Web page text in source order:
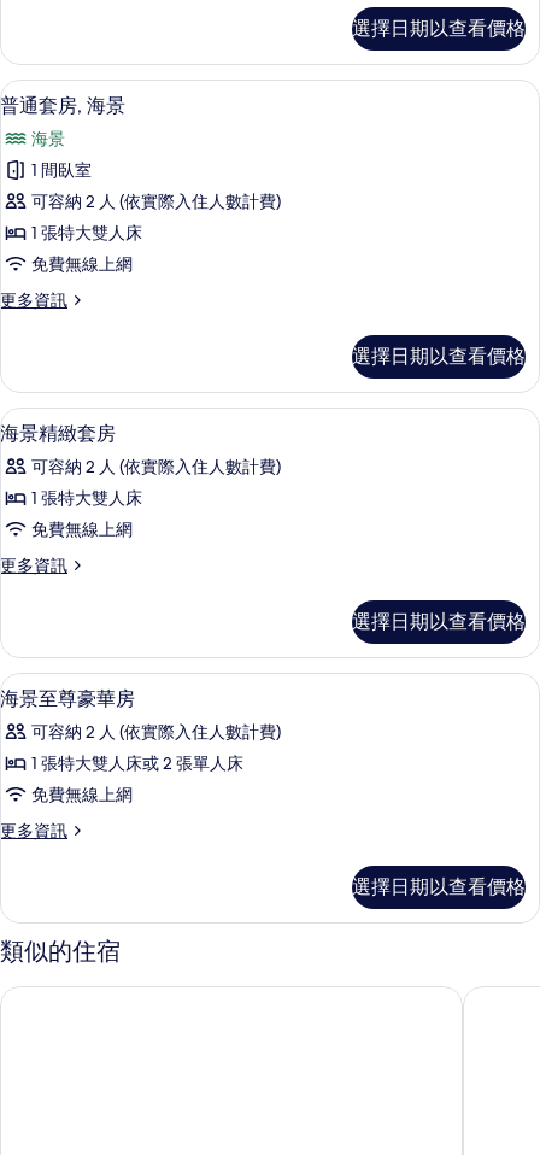
的
所
有
相
片
浪
漫
房
的
詳
情
選擇日期以查看價格
顯
示
普
通
套
房,
海
景
所
有
相
片
普通套房, 海景 | 高級寢具、迷你吧、
6
普通套房, 海景
海景
1 間臥室
可容納 2 人 (依實際入住人數計費)
1 張特大雙人床
免費無線上網
更多資訊
更
套
房,
海
的
詳
選擇日期以查看價格
顯
示
海
景
精
緻
房
的
所
有
相
片
高級寢具、迷你吧、客房內保險箱、書
11
海景精緻套房
可容納 2 人 (依實際入住人數計費)
1 張特大雙人床
免費無線上網
更多資訊
更
精
緻
套
的
詳
選擇日期以查看價格
顯
示
海
景
至
尊
華
房
的
所
高級寢具、迷你吧、客房內保險箱、書
10
海景至尊豪華房
可容納 2 人 (依實際入住人數計費)
1 張特大雙人床或 2 張單人床
免費無線上網
更多資訊
更
至
尊
豪
房
選擇日期以查看價格
類似的住宿
巴東海灘鑽石崖度假村及水療中心 布吉芭